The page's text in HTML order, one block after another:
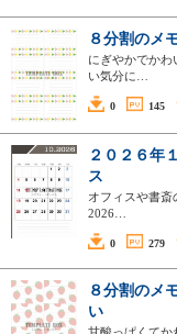
８分割のメ
にぎやかでか
い気分に…
0 145
２０２６年
ス
オフィスや書
2026…
0 279
８分割のメ
い